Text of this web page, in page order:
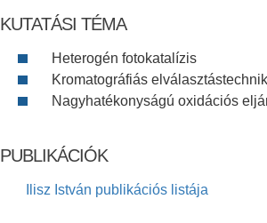
KUTATÁSI TÉMA
Heterogén fotokatalízis
Kromatográfiás
Nagyhatékonyságú oxidációs
PUBLIKÁCIÓK
Ilisz István publikációs listája